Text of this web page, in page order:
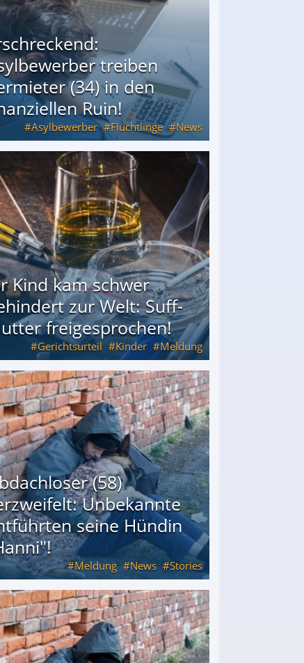
treiben
(34) in den
Ruin!
Asylbewerber Flüchtlinge News
in den finanziellen Ruin!
Kind kam schwer
zur Welt: Suff-
freigesprochen!
Gerichtsurteil Kinder Meldung
freigesprochen!
(58)
Unbekannte
seine Hündin
Meldung News Stories
seine Hündin "Hanni"!